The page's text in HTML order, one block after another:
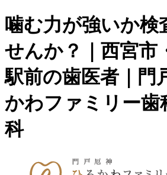
噛む力が強いか検
せんか？｜西宮市
駅前の歯医者｜門
かわファミリー歯
科